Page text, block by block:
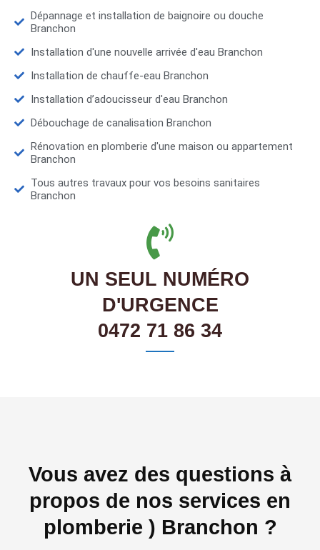
Dépannage et installation de baignoire ou douche
Branchon
Installation d'une nouvelle arrivée d'eau Branchon
Installation de chauffe-eau Branchon
Installation d’adoucisseur d'eau Branchon
Débouchage de canalisation Branchon
Rénovation en plomberie d'une maison ou appartement
Branchon
Tous autres travaux pour vos besoins sanitaires
Branchon
UN SEUL NUMÉRO
D'URGENCE
0472 71 86 34
Vous avez des questions à
propos de nos services en
plomberie ) Branchon ?